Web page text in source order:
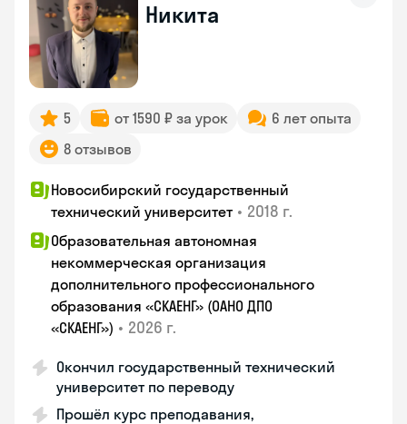
Никита
5 от 1590 ₽ за урок
6 лет опыта
8 отзывов
Новосибирский государственный
технический университет • 2018 г.
Образовательная автономная
некоммерческая организация
дополнительного профессионального
образования «СКАЕНГ» (ОАНО ДПО
«СКАЕНГ») • 2026 г.
Окончил государственный технический
университет по переводу
Прошёл курс преподавания,